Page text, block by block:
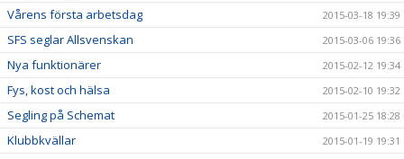
Vårens första arbetsdag 2015-03-18 19:39
SFS seglar Allsvenskan 2015-03-06 19:36
Nya funktionärer 2015-02-12 19:34
Fys, kost och hälsa 2015-02-10 19:32
Segling på Schemat 2015-01-25 18:28
Klubbkvällar 2015-01-19 19:31